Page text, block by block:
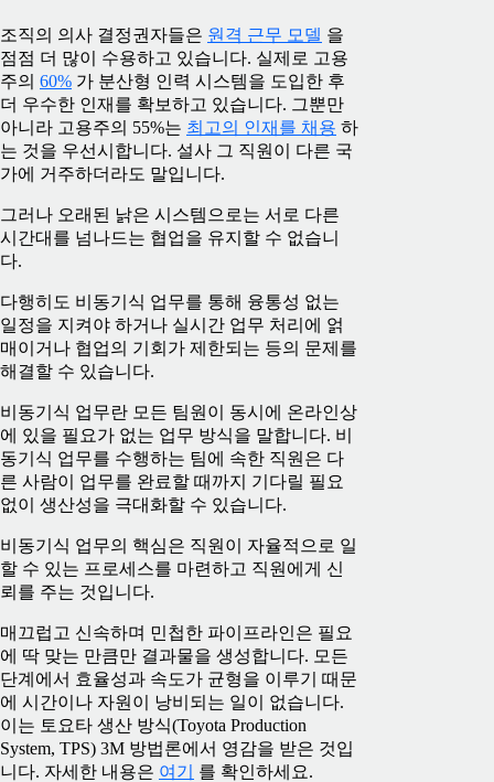
조직의 의사 결정권자들은 원격 근무 모델 을
점점 더 많이 수용하고 있습니다. 실제로 고용
주의 60% 가 분산형 인력 시스템을 도입한 후
더 우수한 인재를 확보하고 있습니다. 그뿐만
아니라 고용주의 55%는 최고의 인재를 채용 하
는 것을 우선시합니다. 설사 그 직원이 다른 국
가에 거주하더라도 말입니다.
그러나 오래된 낡은 시스템으로는 서로 다른
시간대를 넘나드는 협업을 유지할 수 없습니
다.
다행히도 비동기식 업무를 통해 융통성 없는
일정을 지켜야 하거나 실시간 업무 처리에 얽
매이거나 협업의 기회가 제한되는 등의 문제를
해결할 수 있습니다.
비동기식 업무란 모든 팀원이 동시에 온라인상
에 있을 필요가 없는 업무 방식을 말합니다. 비
동기식 업무를 수행하는 팀에 속한 직원은 다
른 사람이 업무를 완료할 때까지 기다릴 필요
없이 생산성을 극대화할 수 있습니다.
비동기식 업무의 핵심은 직원이 자율적으로 일
할 수 있는 프로세스를 마련하고 직원에게 신
뢰를 주는 것입니다.
매끄럽고 신속하며 민첩한 파이프라인은 필요
에 딱 맞는 만큼만 결과물을 생성합니다. 모든 ‌
단계에서 효율성과 속도가 균형을 이루기 때문
에 시간이나 자원이 낭비되는 일이 없습니다.
이는 토요타 생산 방식(Toyota Production
System, TPS) 3M 방법론에서 영감을 받은 것입
니다. 자세한 내용은 여기 를 확인하세요.